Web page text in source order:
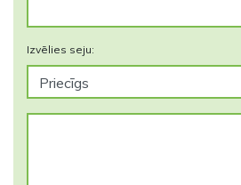
Izvēlies seju: